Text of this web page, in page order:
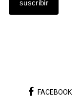
FACEBOOK